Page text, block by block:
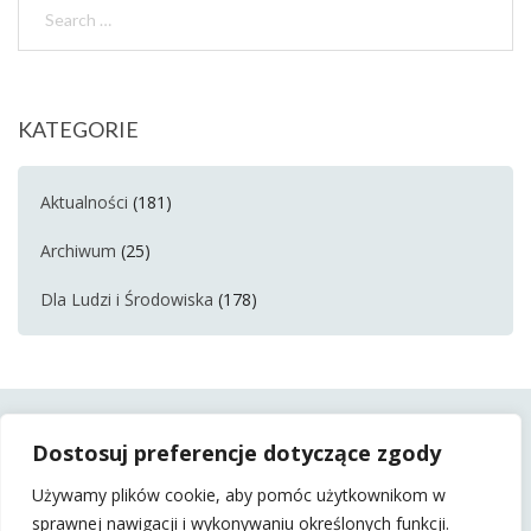
Dostosuj preferencje dotyczące zgody
Używamy plików cookie, aby pomóc użytkownikom w
sprawnej nawigacji i wykonywaniu określonych funkcji.
KATEGORIE
Aktualności (181)
Archiwum (25)
Dla Ludzi i Środowiska (178)